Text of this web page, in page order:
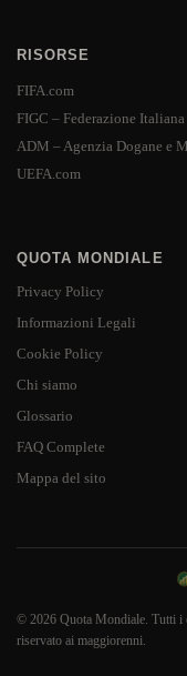
RISORSE
FIFA.com
FIGC – Federazione Italiana
ADM – Agenzia Dogane e
UEFA.com
QUOTA MONDIALE
Privacy Policy
Informazioni Legali
Cookie Policy
Chi siamo
Glossario
FAQ Complete
Mappa del sito
© 2026 Quota Mondiale. Tutti i
riservato ai maggiorenni.